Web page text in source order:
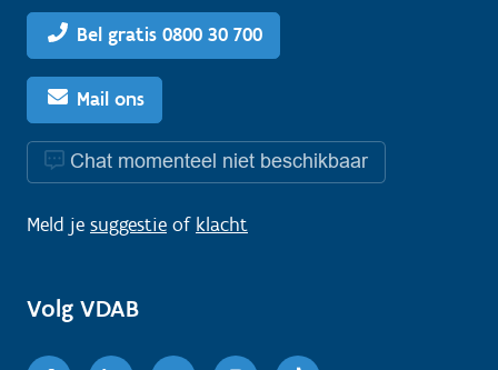
Bel gratis 0800 30 700
Mail ons
Chat momenteel niet beschikbaar
Meld je suggestie of klacht
Volg VDAB